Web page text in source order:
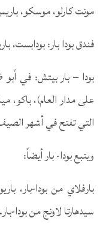
مونت كارلو، موسكو،
فندق بودا بار: بودابست،
بودا – بار بيتش: في أبو
على مدار العام)، باكو،
التي تفتح في أشهر
ويتبع بودا- بار أيضاً:
بارفلاي من بودا-بار،
سيدهارتا لاونج من بودا-بار.